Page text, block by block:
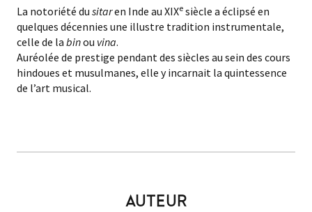
La notoriété du sitaren Inde au XIXe siècle a éclipsé en
quelques décennies une illustre tradition instrumentale,
celle de la binou vina.
Auréolée de prestige pendant des siècles au sein des cours
hindoues et musulmanes, elle y incarnait la quintessence
de l’art musical.
AUTEUR